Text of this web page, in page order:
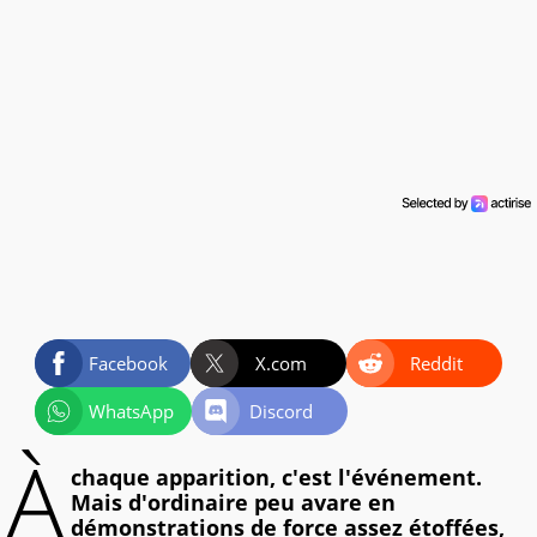
Facebook X.com
Reddit
WhatsApp
Discord
À chaque apparition, c'est l'événement.
Mais d'ordinaire peu avare en
démonstrations de force assez étoffées,